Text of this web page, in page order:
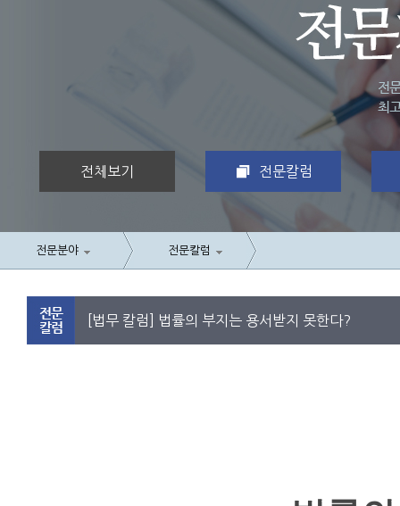
전체보기 전문칼럼
전문분야 전문칼럼
[법무 칼럼] 법률의 부지는 용서받지 못한다?